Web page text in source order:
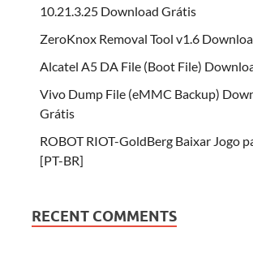
10.21.3.25 Download Grátis
ZeroKnox Removal Tool v1.6
Alcatel A5 DA File (Boot File)
Vivo Dump File (eMMC Backup)
Grátis
ROBOT RIOT-GoldBerg Baixar Jogo
[PT-BR]
RECENT COMMENTS